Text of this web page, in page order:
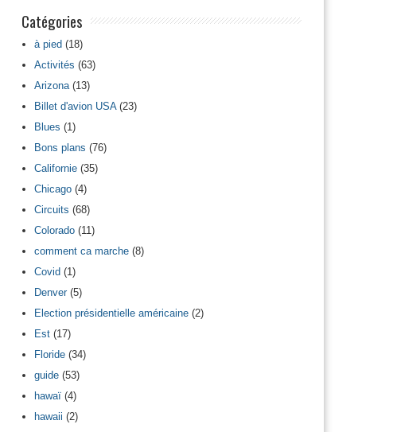
Catégories
à pied (18)
Activités (63)
Arizona(13)
Billet d'avion USA(23)
Blues (1)
Bons plans (76)
Californie (35)
Chicago (4)
Circuits (68)
Colorado (11)
comment ca marche (8)
Covid (1)
Denver(5)
Election présidentielle américaine (2)
Est (17)
Floride (34)
guide (53)
hawaï (4)
hawaii (2)